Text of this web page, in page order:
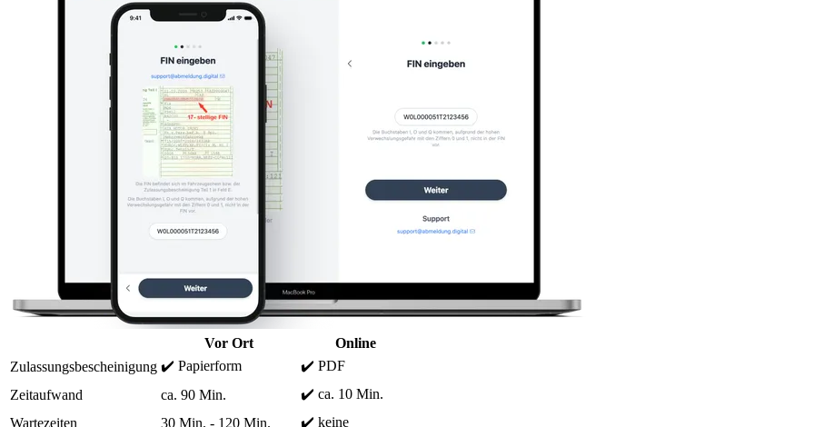
Vor Ort
Online
Zulassungsbescheinigung ✔️ Papierform
✔️ PDF
Zeitaufwand
ca. 90 Min.
✔️ ca. 10 Min.
Wartezeiten
30 Min. - 120 Min.
✔️ keine